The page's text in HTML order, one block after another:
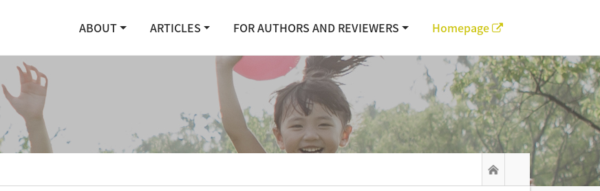
ABOUT ARTICLES FOR AUTHORS AND REVIEWERS Homepage